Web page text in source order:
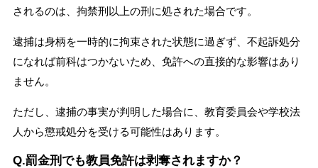
されるのは、拘禁刑以上の刑に処された場合です。
逮捕は身柄を一時的に拘束された状態に過ぎず、不起訴処分
になれば前科はつかないため、免許への直接的な影響はあり
ません。
ただし、逮捕の事実が判明した場合に、教育委員会や学校法
人から懲戒処分を受ける可能性はあります。
Q.罰金刑でも教員免許は剥奪されますか？